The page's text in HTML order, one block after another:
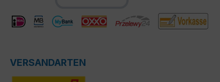
VERSANDARTEN